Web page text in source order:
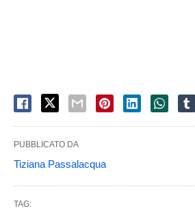
PUBBLICATO DA
Tiziana Passalacqua
TAG: